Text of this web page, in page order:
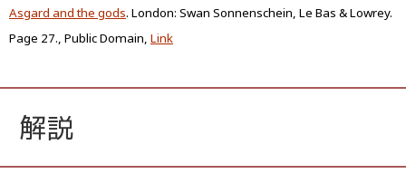
Asgard and the gods. London: Swan Sonnenschein, Le Bas & Lowrey.
Page 27., Public Domain, Link
解説